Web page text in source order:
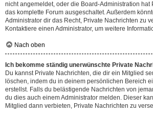
nicht angemeldet, oder die Board-Administration hat
das komplette Forum ausgeschaltet. Außerdem
Administrator dir das Recht, Private Nachrichten zu
Kontaktiere einen Administrator, um weitere
Nach oben
Ich bekomme ständig unerwünschte Private
Du kannst Private Nachrichten, die dir ein Mitglied
löschen, indem du in deinem persönlichen Bereich
erstellst. Falls du belästigende Nachrichten von
du dies auch einem Administrator melden. Dieser
Mitglied dann verbieten, Private Nachrichten zu